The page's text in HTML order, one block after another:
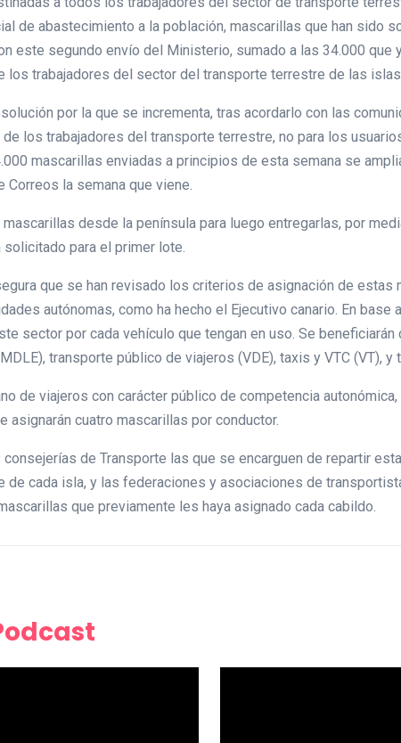
de abastecimiento a la población, mascarillas que han sido
este segundo envío del Ministerio, sumado a las 34.000 que
los trabajadores del sector del transporte terrestre de las
por la que se incrementa, tras acordarlo con las
los trabajadores del transporte terrestre, no para los
mascarillas enviadas a principios de esta semana se
la semana que viene.
desde la península para luego entregarlas, por
para el primer lote.
que se han revisado los criterios de asignación de
autónomas, como ha hecho el Ejecutivo canario. En
sector por cada vehículo que tengan en uso. Se
transporte público de viajeros (VDE), taxis y VTC (VT), y
de viajeros con carácter público de competencia
asignarán cuatro mascarillas por conductor.
de Transporte las que se encarguen de repartir
cada isla, y las federaciones y asociaciones de
que previamente les haya asignado cada cabildo.